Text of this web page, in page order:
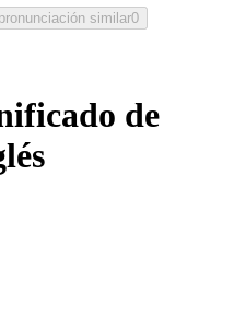
pronunciación similar0
de